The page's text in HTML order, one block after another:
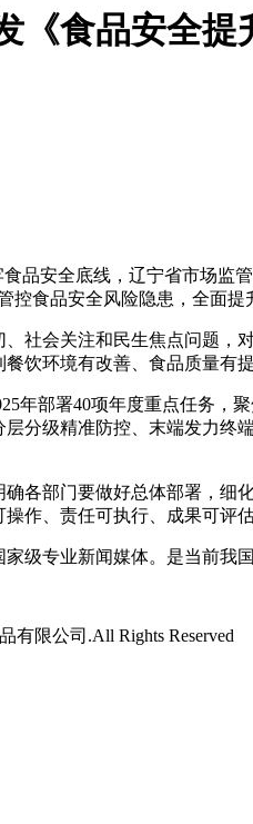
《食品安全提
安全底线，辽宁省市场监
控食品安全风险隐患，全面
会关注和民生焦点问题，对
饮环境有改善、食品质量有
部署40项年度重点任务，
分级精准防控、末端发力
部门要做好总体部署，细
作、责任可执行、成果可评估
专业新闻媒体。是当前我
有限公司.All Rights Reserved